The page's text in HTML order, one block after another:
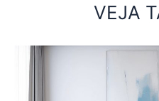
VEJA